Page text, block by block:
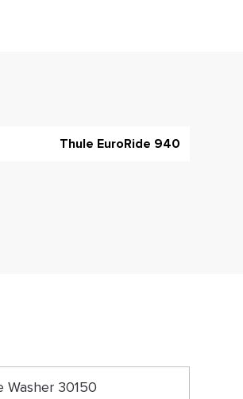
Thule EuroRide 940
Washer 30150